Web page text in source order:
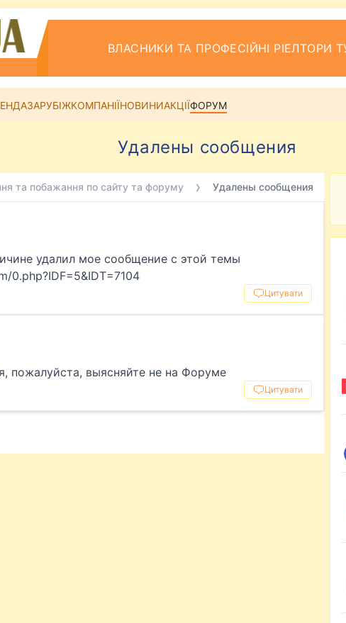
ВЛАСНИКИ ТА ПРОФЕСІЙНІ РІЕЛТОРИ
ЗАРУБІЖКОМПАНІЇНОВИНИАКЦІЇФОРУМ
Удалены сообщения
та побажання по сайту та форуму Удалены сообщения
удалил мое сообщение с этой темы
0.php?IDF=5&IDT=7104
Цитувати
пожалуйста, выясняйте не на Форуме
Цитувати